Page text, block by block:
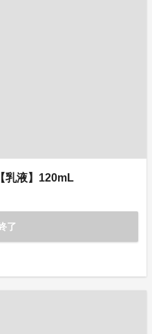
乳液】120mL
了